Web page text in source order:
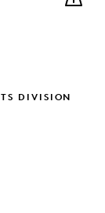
DIVISION